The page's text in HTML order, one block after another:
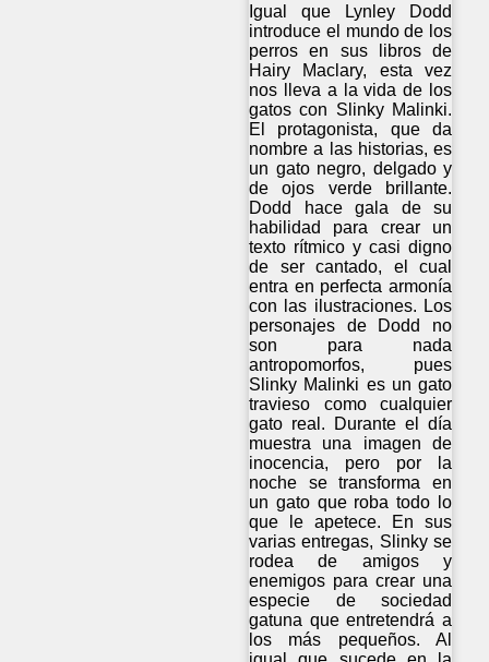
Igual que Lynley Dodd
introduce el mundo de los
perros en sus libros de
Hairy Maclary, esta vez
nos lleva a la vida de los
gatos con Slinky Malinki.
El protagonista, que da
nombre a las historias, es
un gato negro, delgado y
de ojos verde brillante.
Dodd hace gala de su
habilidad para crear un
texto rítmico y casi digno
de ser cantado, el cual
entra en perfecta armonía
con las ilustraciones. Los
personajes de Dodd no
son para nada
antropomorfos, pues
Slinky Malinki es un gato
travieso como cualquier
gato real. Durante el día
muestra una imagen de
inocencia, pero por la
noche se transforma en
un gato que roba todo lo
que le apetece. En sus
varias entregas, Slinky se
rodea de amigos y
enemigos para crear una
especie de sociedad
gatuna que entretendrá a
los más pequeños. Al